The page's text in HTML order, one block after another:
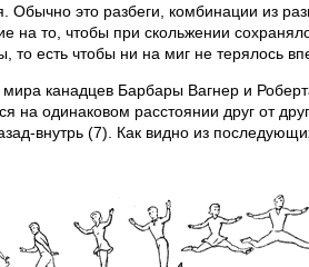
Обычно это разбеги, комбинации из
то, чтобы при скольжении
есть чтобы ни на миг не терялось
канадцев Барбары Вагнер и
на одинаковом расстоянии друг от
внутрь (7). Как видно из